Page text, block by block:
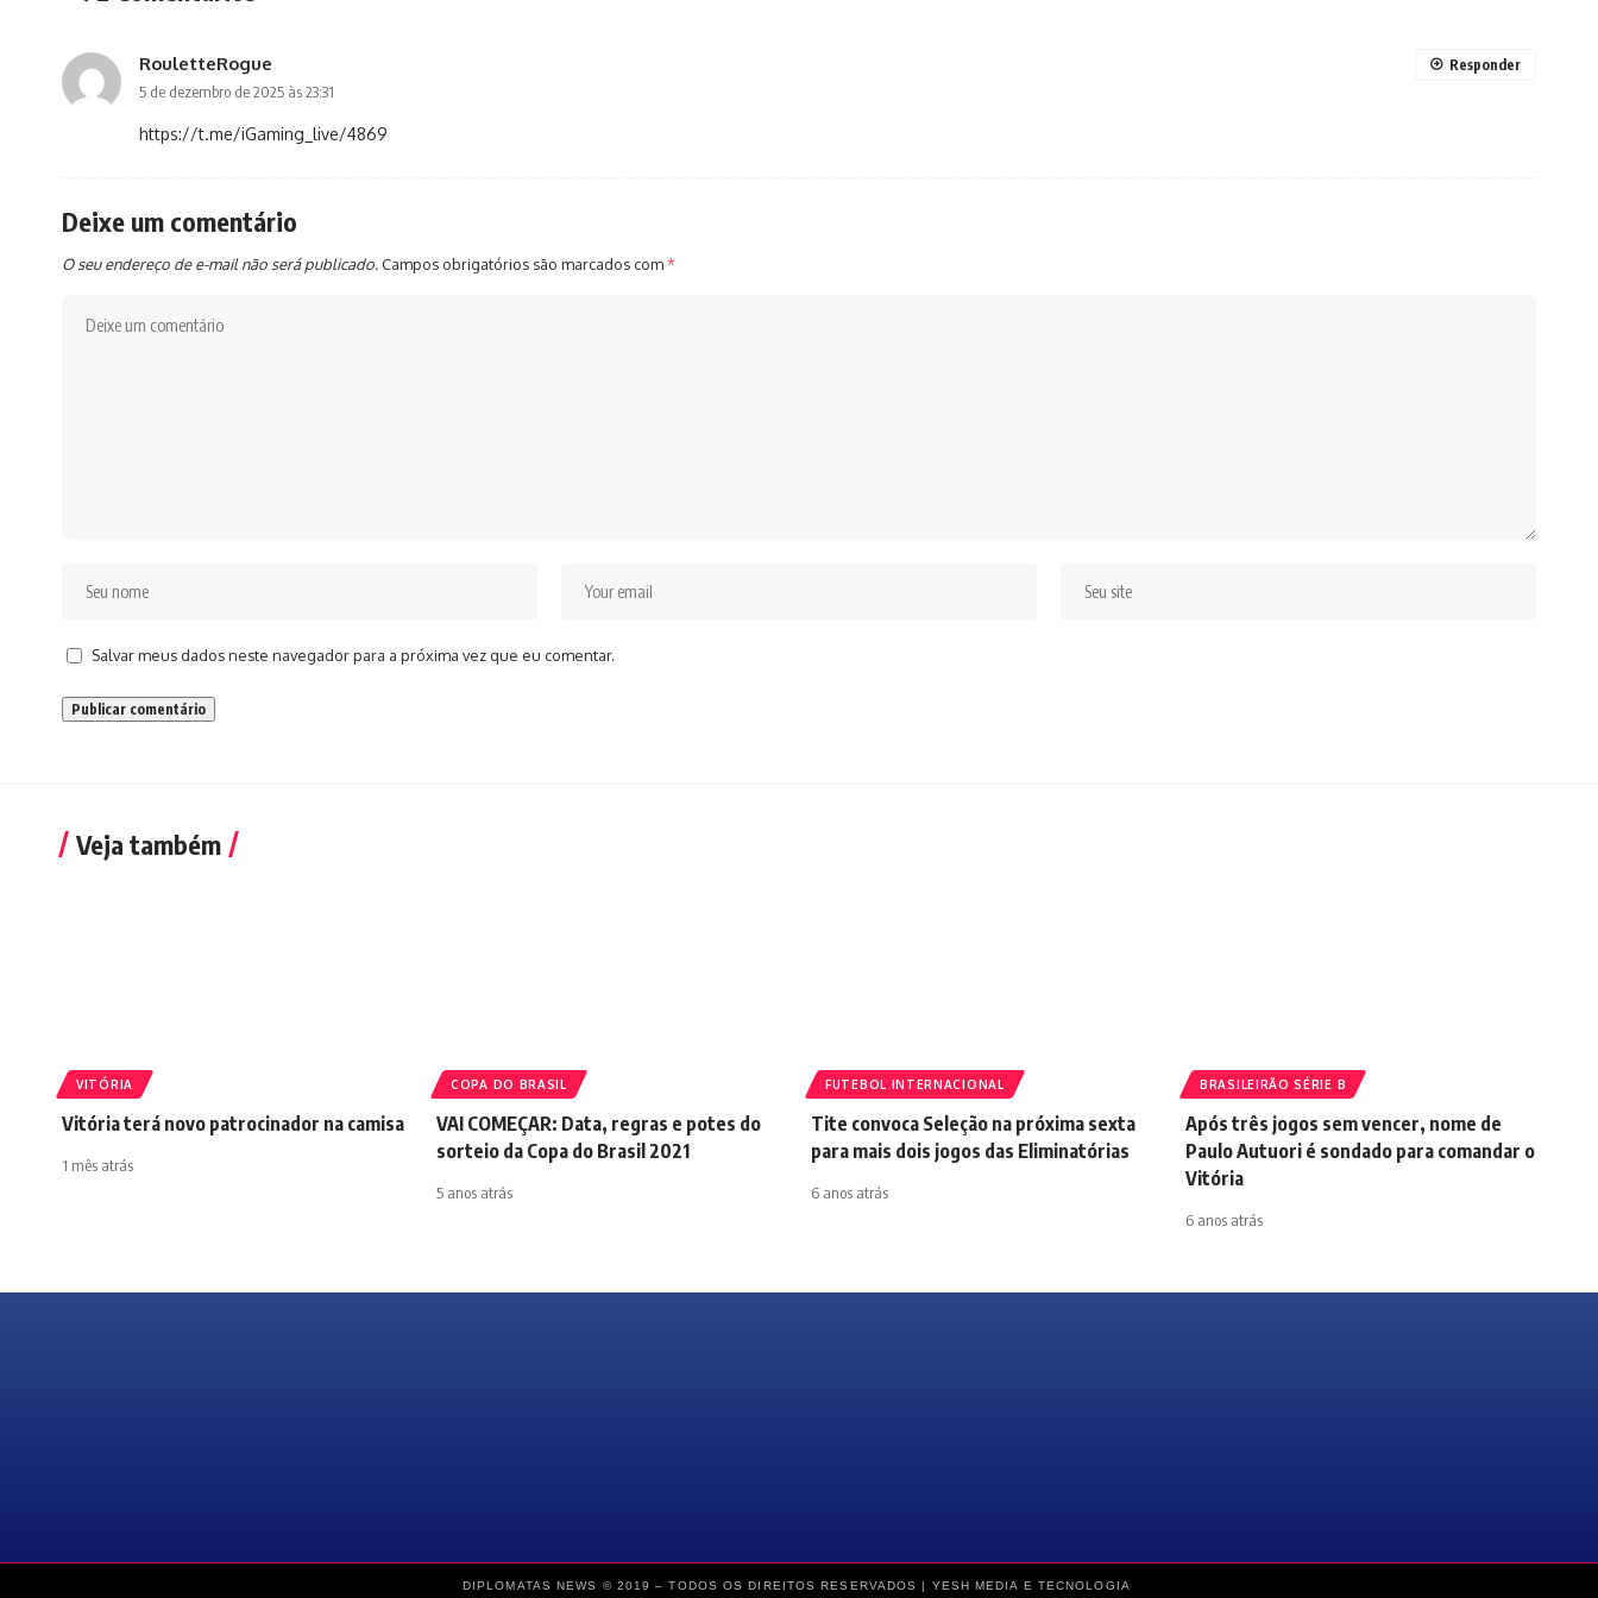
RouletteRogue
5 de dezembro de 2025 às 23:31
https://t.me/iGaming_live/4869
Responder
Deixe um comentário
O seu endereço de e-mail não será publicado. Campos obrigatórios são marcados com*
Salvar meus dados neste navegador para a próxima vez que eu comentar.
Veja também
VITÓRIA
Vitória terá novo patrocinador na camisa
1 mês atrás
COPA DO BRASIL
VAI COMEÇAR: Data, regras e potes do
sorteio da Copa do Brasil 2021
5 anos atrás
FUTEBOL INTERNACIONAL
Tite convoca Seleção na próxima sexta
para mais dois jogos das Eliminatórias
6 anos atrás
BRASILEIRÃO SÉRIE B
Após três jogos sem vencer, nome de
Paulo Autuori é sondado para comandar o
Vitória
6 anos atrás
DIPLOMATAS NEWS © 2019 – TODOS OS DIREITOS RESERVADOS | YESH MEDIA E TECNOLOGIA